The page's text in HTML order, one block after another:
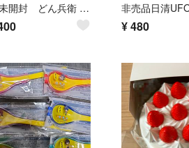
新品未開封 どん兵衛 どんぎつね 吉岡里帆 クリアファイル
¥480